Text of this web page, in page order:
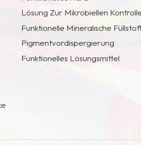
Lösung Zur Mikrobiellen
Funktionelle Mineralische
Pigmentvordispergierung
Funktionelles Lösungsmittel